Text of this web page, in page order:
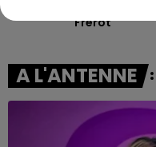
Frerot
A L'ANTENNE